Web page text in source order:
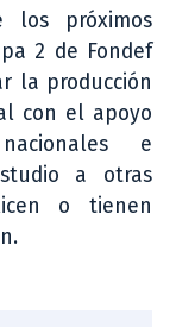
los próximos
2 de Fondef
la producción
con el apoyo
e
a otras
o tienen